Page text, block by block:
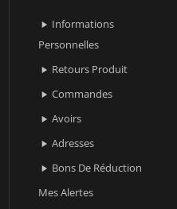
 Informations
Personnelles
 Retours Produit
 Commandes
 Avoirs
 Adresses
 Bons De Réduction
Mes Alertes